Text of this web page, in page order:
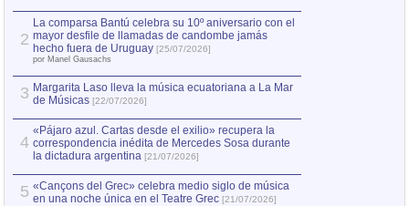
2
La comparsa Bantú celebra su 10º aniversario con el
mayor desfile de llamadas de candombe jamás
hecho fuera de Uruguay [25/07/2026]
por Manel Gausachs
3 Margarita Laso lleva la música ecuatoriana a La Mar
de Músicas [22/07/2026]
4
«Pájaro azul. Cartas desde el exilio» recupera la
correspondencia inédita de Mercedes Sosa durante
la dictadura argentina [21/07/2026]
5 «Cançons del Grec» celebra medio siglo de música
en una noche única en el Teatre Grec [21/07/2026]